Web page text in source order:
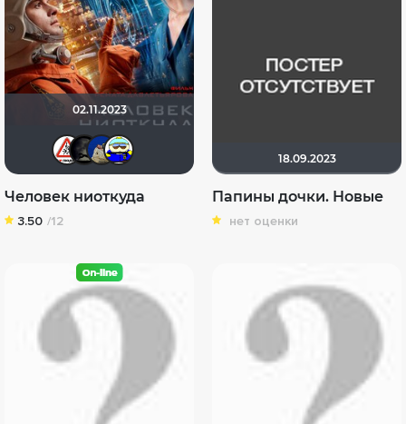
02.11.2023
Человек ниоткуда
3.50 /12
18.09.2023
Папины дочки. Новые
нет оценки